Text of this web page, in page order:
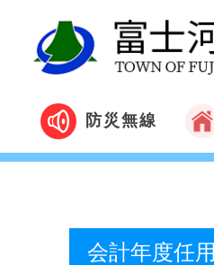
防災無線
会計年度任